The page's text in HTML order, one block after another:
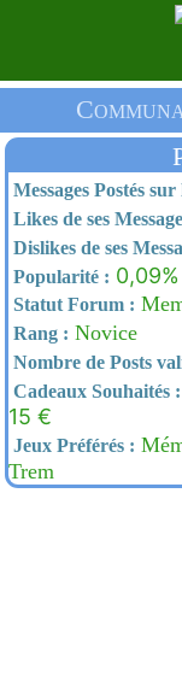
Messages Postés
Likes de ses
Dislikes de ses
Popularité : 0,09%
Statut Forum :
Rang : Novice
Nombre de Posts
Cadeaux Souhaités :
15 €
Jeux Préférés :
Trem